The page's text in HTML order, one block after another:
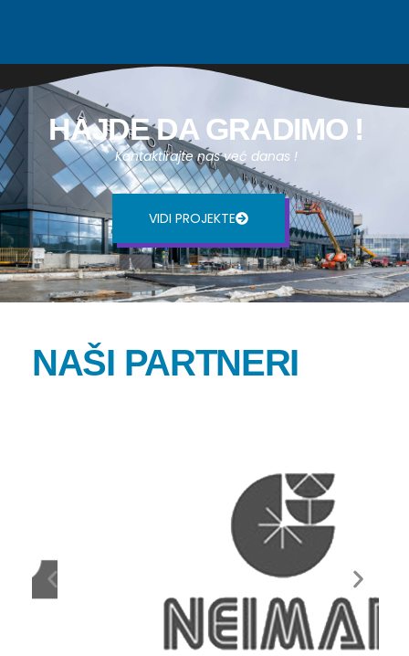
HAJDE DA GRADIMO !
Kontaktirajte nas već danas !
VIDI PROJEKTE
NAŠI PARTNERI